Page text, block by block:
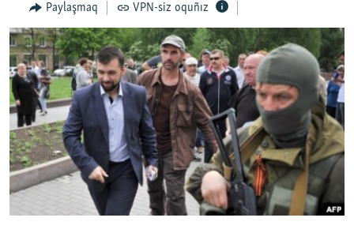
qaytmaq
MEDENİYET
İNSAN AQLARI
VİDEO
SÜRET
BLOGLAR
FİKİR
Русский
Українською
Paylaşmaq VPN-siz oquñız